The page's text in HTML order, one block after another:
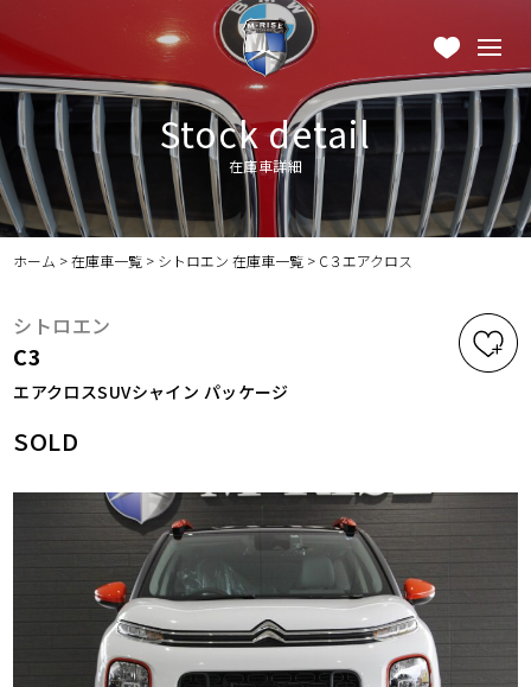
Stock detail
在庫車詳細
ホーム >在庫車一覧 > シトロエン 在庫車一覧 > C３エアクロス
シトロエン
C3
エアクロスSUVシャイン パッケージ
SOLD